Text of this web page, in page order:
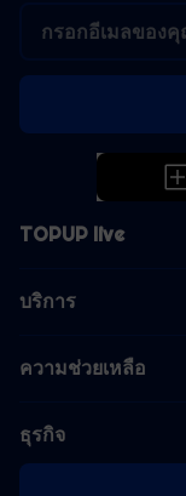
TOPUP live
บริการ
ความช่วยเหลือ
ธุรกิจ